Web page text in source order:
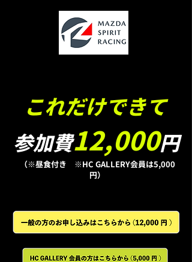
​これだけできて
参加費12,000円
（※昼食付き ※HC GALLERY会員は5,000
円）